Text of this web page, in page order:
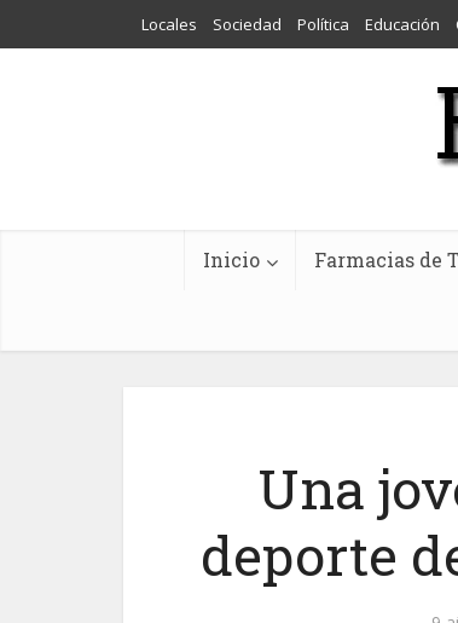
Locales Sociedad Política Educación
Inicio Farmacias de
Una
deporte